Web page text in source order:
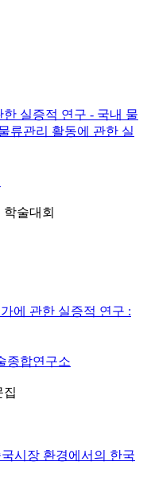
실증적 연구 - 국내 물
류관리 활동에 관한 실
술대회
에 관한 실증적 연구 :
종합연구소
집
시장 환경에서의 한국